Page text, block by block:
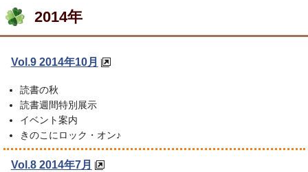
2014年
Vol.9 2014年10月
読書の秋
読書週間特別展示
イベント案内
きのこにロック・オン♪
Vol.8 2014年7月